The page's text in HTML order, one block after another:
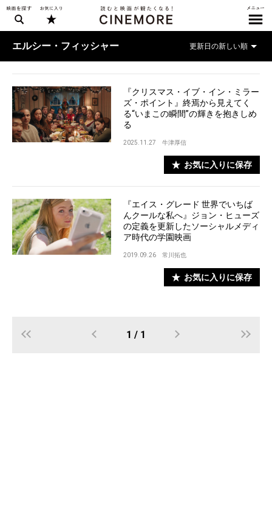
エルシー・フィッシャー
『クリスマス・イブ・イン・ミラー
ズ・ポイント』終焉から見えてく
る“いまこの瞬間”の輝きを抱きしめ
る
2025.11.27 牛津厚信
お気に入りに保存
『エイス・グレード 世界でいちば
んクールな私へ』ジョン・ヒューズ
の定義を更新したソーシャルメディ
ア時代の学園映画
2019.09.26 常川拓也
お気に入りに保存
1 / 1